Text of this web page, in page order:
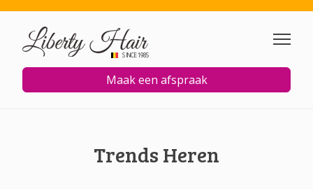
Overslaan en naar de inhoud
SINCE 1985
Maak een afspraak
Trends Heren